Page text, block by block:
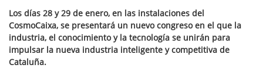
Los días 28 y 29 de enero, en las instalaciones del
CosmoCaixa, se presentará un nuevo congreso en el que la
industria, el conocimiento y la tecnología se unirán para
impulsar la nueva industria inteligente y competitiva de
Cataluña.